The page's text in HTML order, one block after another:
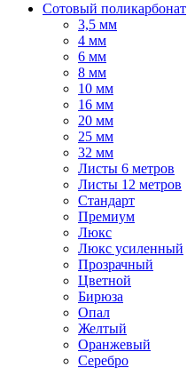
Сотовый поликарбонат
3,5 мм
4 мм
6 мм
8 мм
10 мм
16 мм
20 мм
25 мм
32 мм
Листы 6 метров
Листы 12 метров
Стандарт
Премиум
Люкс
Люкс усиленный
Прозрачный
Цветной
Бирюза
Опал
Желтый
Оранжевый
Серебро